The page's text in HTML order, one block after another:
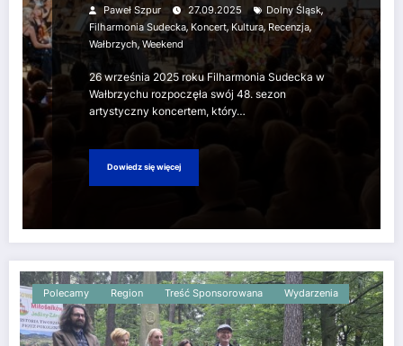
Paweł Szpur 27.09.2025 Dolny Śląsk,
Filharmonia Sudecka, Koncert, Kultura,Recenzja,
Wałbrzych, Weekend
26 września 2025 roku Filharmonia Sudecka w
Wałbrzychu rozpoczęła swój 48. sezon
artystyczny koncertem, który…
Dowiedz się więcej
Polecamy Region Treść Sponsorowana Wydarzenia